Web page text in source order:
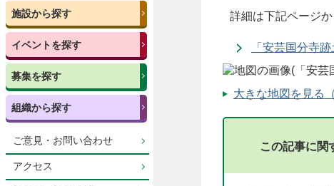
施設から探す
イベントを探す
募集を探す
組織から探す
ご意見・お問い合わせ
アクセス
詳細は下記ページか
「安芸国分寺
大きな地図を見る
この記事に関